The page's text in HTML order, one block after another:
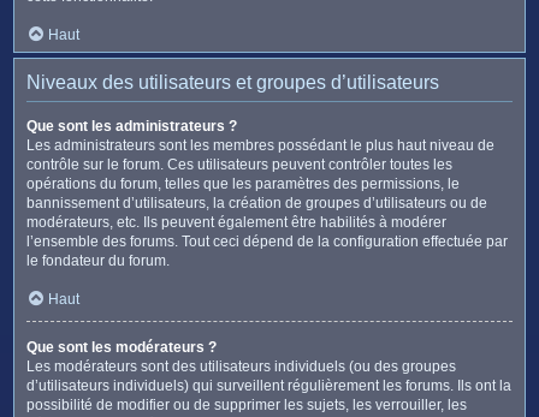
Haut
Niveaux des utilisateurs et groupes d’utilisateurs
Que sont les administrateurs ?
Les administrateurs sont les membres possédant le plus haut niveau de
contrôle sur le forum. Ces utilisateurs peuvent contrôler toutes les
opérations du forum, telles que les paramètres des permissions, le
bannissement d’utilisateurs, la création de groupes d’utilisateurs ou de
modérateurs, etc. Ils peuvent également être habilités à modérer
l’ensemble des forums. Tout ceci dépend de la configuration effectuée par
le fondateur du forum.
Haut
Que sont les modérateurs ?
Les modérateurs sont des utilisateurs individuels (ou des groupes
d’utilisateurs individuels) qui surveillent régulièrement les forums. Ils ont la
possibilité de modifier ou de supprimer les sujets, les verrouiller, les